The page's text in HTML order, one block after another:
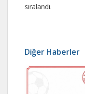
sıralandı.
Diğer Haberler